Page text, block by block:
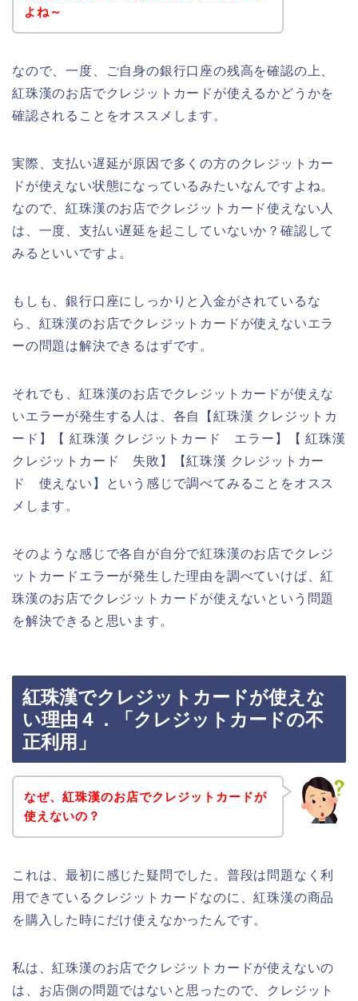
よね～
なので、一度、ご自身の銀行口座の残高を確認の上、
紅珠漢のお店でクレジットカードが使えるかどうかを
確認されることをオススメします。
実際、支払い遅延が原因で多くの方のクレジットカー
ドが使えない状態になっているみたいなんですよね。
なので、紅珠漢のお店でクレジットカード使えない人
は、一度、支払い遅延を起こしていないか？確認して
みるといいですよ。
もしも、銀行口座にしっかりと入金がされているな
ら、紅珠漢のお店でクレジットカードが使えないエラ
ーの問題は解決できるはずです。
それでも、紅珠漢のお店でクレジットカードが使えな
いエラーが発生する人は、各自【紅珠漢 クレジットカ
ード】【 紅珠漢 クレジットカード エラー】【 紅珠漢
クレジットカード 失敗】【紅珠漢 クレジットカー
ド 使えない】という感じで調べてみることをオスス
メします。
そのような感じで各自が自分で紅珠漢のお店でクレジ
ットカードエラーが発生した理由を調べていけば、紅
珠漢のお店でクレジットカードが使えないという問題
を解決できると思います。
紅珠漢でクレジットカードが使えな
い理由４．「クレジットカードの不
正利用」
なぜ、紅珠漢のお店でクレジットカードが
使えないの？
これは、最初に感じた疑問でした。普段は問題なく利
用できているクレジットカードなのに、紅珠漢の商品
を購入した時にだけ使えなかったんです。
私は、紅珠漢のお店でクレジットカードが使えないの
は、お店側の問題ではないと思ったので、クレジット